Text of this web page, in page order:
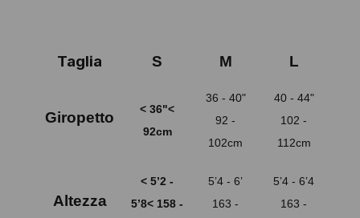
Taglia S M L
Giropetto < 36"<
92cm
36 - 40"
92 -
102cm
40 - 44"
102 -
112cm
Altezza
< 5’2 -
5’8< 158 -
5’4 - 6’
163 -
5’4 - 6’4
163 -